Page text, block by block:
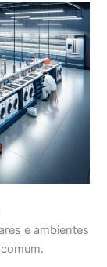
e ambientes